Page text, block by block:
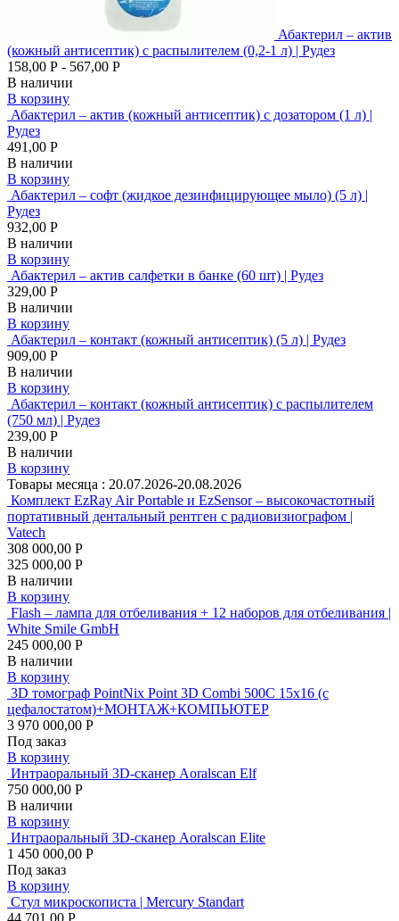
Абактерил – актив
(кожный антисептик) с распылителем (0,2-1 л) | Рудез
158,00 Р - 567,00 Р
В наличии
В корзину
Абактерил – актив (кожный антисептик) с дозатором (1 л) |
Рудез
491,00 Р
В наличии
В корзину
Абактерил – софт (жидкое дезинфицирующее мыло) (5 л) |
Рудез
932,00 Р
В наличии
В корзину
Абактерил – актив салфетки в банке (60 шт) | Рудез
329,00 Р
В наличии
В корзину
Абактерил – контакт (кожный антисептик) (5 л) | Рудез
909,00 Р
В наличии
В корзину
Абактерил – контакт (кожный антисептик) с распылителем
(750 мл) | Рудез
239,00 Р
В наличии
В корзину
Товары месяца : 20.07.2026-20.08.2026
Комплект EzRay Air Portable и EzSensor – высокочастотный
портативный дентальный рентген с радиовизиографом |
Vatech
308 000,00 Р
325 000,00 Р
В наличии
В корзину
Flash – лампа для отбеливания + 12 наборов для отбеливания |
White Smile GmbH
245 000,00 Р
В наличии
В корзину
3D томограф PointNix Point 3D Combi 500C 15х16 (с
цефалостатом)+МОНТАЖ+КОМПЬЮТЕР
3 970 000,00 Р
Под заказ
В корзину
Интраоральный 3D-сканер Aoralscan Elf
750 000,00 Р
В наличии
В корзину
Интраоральный 3D-сканер Aoralscan Elite
1 450 000,00 Р
Под заказ
В корзину
Стул микроскописта | Mercury Standart
44 701,00 Р